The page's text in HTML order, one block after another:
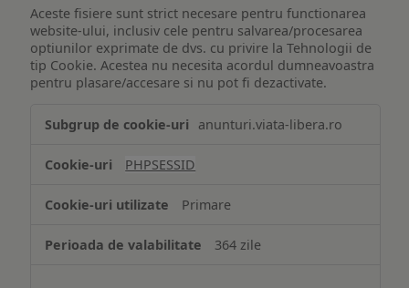
Aceste fisiere sunt strict necesare pentru functionarea
website-ului, inclusiv cele pentru salvarea/procesarea
optiunilor exprimate de dvs. cu privire la Tehnologii de
tip Cookie. Acestea nu necesita acordul dumneavoastra
pentru plasare/accesare si nu pot fi dezactivate.
de
Cookie
necesare
anunturi.viata-libera.ro
PHPSESSID
Primare
364 zile